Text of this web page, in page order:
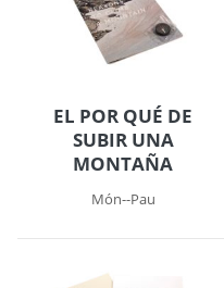
EL POR QUÉ DE
SUBIR UNA
MONTAÑA
Món--Pau